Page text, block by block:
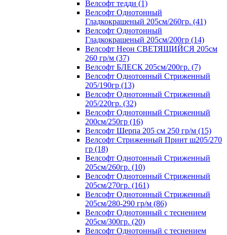
Велсофт тедди (1)
Велсофт Однотонный
Гладкокрашеный 205см/260гр. (41)
Велсофт Однотонный
Гладкокрашеный 205см/200гр (14)
Велсофт Неон СВЕТЯЩИЙСЯ 205см
260 гр/м (37)
Велсофт БЛЕСК 205см/200гр. (7)
Велсофт Однотонный Стриженный
205/190гр (13)
Велсофт Однотонный Стриженный
205/220гр. (32)
Велсофт Однотонный Стриженный
200см/250гр (16)
Велсофт Шерпа 205 см 250 гр/м (15)
Велсофт Стриженный Принт ш205/270
гр (18)
Велсофт Однотонный Стриженный
205см/260гр. (10)
Велсофт Однотонный Стриженный
205см/270гр. (161)
Велсофт Однотонный Стриженный
205см/280-290 гр/м (86)
Велсофт Однотонный с теснением
205см/300гр. (20)
Велсофт Однотонный с теснением